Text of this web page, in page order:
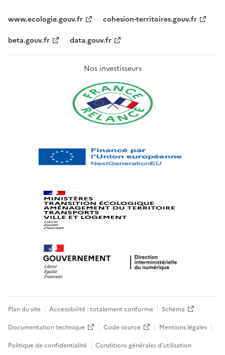
www.ecologie.gouv.fr
cohesion-territoires.gouv.fr
beta.gouv.fr
data.gouv.fr
Nos investisseurs
Plan du site Accessibilité : totalement conforme
Schéma
Documentation technique
Code source
Mentions légales
Politique de confidentialité
Conditions générales d’utilisation